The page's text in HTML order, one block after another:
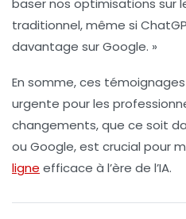
baser nos optimisations sur
traditionnel, même si
davantage sur Google. »
En somme, ces
urgente pour les
changements, que ce soit
ou Google, est crucial pour
ligne efficace à l’ère de l’IA.